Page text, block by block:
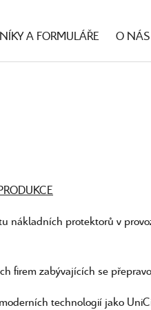
A FORMULÁŘE O NÁS
nákladních protektorů v
firem zabývajících se
technologií jako